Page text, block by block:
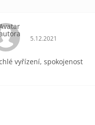
Hodnocení
5.12.2021
vyřízení, spokojenost